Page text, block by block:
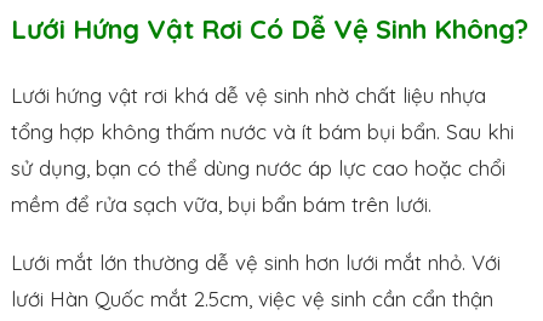
Lưới Hứng Vật Rơi Có Dễ Vệ Sinh Không?
Lưới hứng vật rơi khá dễ vệ sinh nhờ chất liệu nhựa
tổng hợp không thấm nước và ít bám bụi bẩn. Sau khi
sử dụng, bạn có thể dùng nước áp lực cao hoặc chổi
mềm để rửa sạch vữa, bụi bẩn bám trên lưới.
Lưới mắt lớn thường dễ vệ sinh hơn lưới mắt nhỏ. Với
lưới Hàn Quốc mắt 2.5cm, việc vệ sinh cần cẩn thận